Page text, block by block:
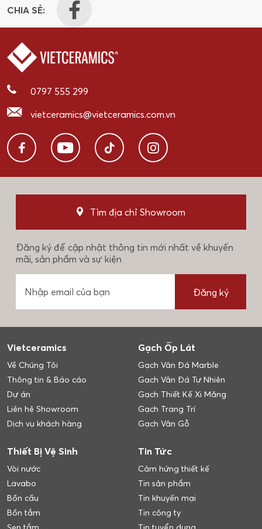
CHIA SẺ:
0797 555 299
vietceramics@vietceramics.com.vn
Tìm địa chỉ Showroom
Đăng ký để cập nhật thông tin mới nhất về khuyến
mãi, sản phẩm và sự kiện
Đăng ký
Vietceramics
Về Chúng Tôi
Thông tin & Báo cáo
Dự án
Liên hệ Showroom
Dịch vụ khách hàng
Gạch Ốp Lát
Gạch Vân Đá Marble
Gạch Vân Đá Tự Nhiên
Gạch Thiết Kế Xi Măng
Gạch Trang Trí
Gạch Vân Gỗ
Thiết Bị Vệ Sinh
Vòi nước
Lavabo
Bồn cầu
Bồn tắm
Tin Tức
Cảm hứng thiết kế
Tin sản phẩm
Tin khuyến mại
Tin công ty